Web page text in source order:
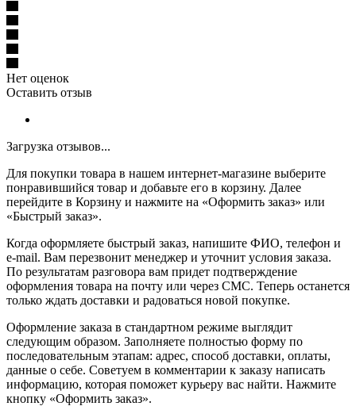
Нет оценок
Оставить отзыв
Загрузка отзывов...
Для покупки товара в нашем интернет-магазине выберите
понравившийся товар и добавьте его в корзину. Далее
перейдите в Корзину и нажмите на «Оформить заказ» или
«Быстрый заказ».
Когда оформляете быстрый заказ, напишите ФИО, телефон и
e-mail. Вам перезвонит менеджер и уточнит условия заказа.
По результатам разговора вам придет подтверждение
оформления товара на почту или через СМС. Теперь останется
только ждать доставки и радоваться новой покупке.
Оформление заказа в стандартном режиме выглядит
следующим образом. Заполняете полностью форму по
последовательным этапам: адрес, способ доставки, оплаты,
данные о себе. Советуем в комментарии к заказу написать
информацию, которая поможет курьеру вас найти. Нажмите
кнопку «Оформить заказ».